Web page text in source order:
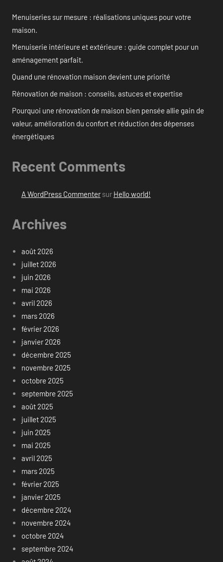
Menuiseries sur mesure : réalisations uniques pour votre
maison.
Menuiserie intérieure et extérieure : guide complet pour un
aménagement parfait.
Quand une rénovation maison devient une priorité
Rénovation de maison : conseils, astuces et expertise
Pourquoi une rénovation de maison bien pensée allie gain de
valeur, amélioration du confort et réduction des dépenses
énergétiques
Recent Comments
A WordPress Commentersur Hello world!
Archives
août 2026
juillet 2026
juin 2026
mai 2026
avril 2026
mars 2026
février 2026
janvier 2026
décembre 2025
novembre 2025
octobre 2025
septembre 2025
août 2025
juillet 2025
juin 2025
mai 2025
avril 2025
mars 2025
février 2025
janvier 2025
décembre 2024
novembre 2024
octobre 2024
septembre 2024